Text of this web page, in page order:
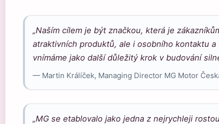
„Naším cílem je být značkou, která je
atraktivních produktů, ale i osobního kontaktu
vnímáme jako další důležitý krok v budování
— Martin Králíček, Managing Director MG Motor
„MG se etablovalo jako jedna z nejrychleji